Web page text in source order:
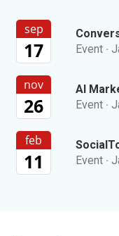
sep
17
Event ·
nov
26
AI
Event ·
feb
11
Event ·